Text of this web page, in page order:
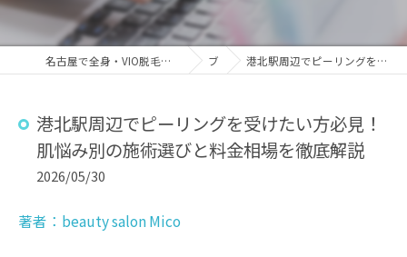
名古屋で全身・VIO脱毛なら学割あり・安心価格の「beauty salon Mico 藤が丘店」 ブログ 港北駅周辺でピーリングを受けたい方必見！肌悩み別の施術選びと料金相場を徹底解説
港北駅周辺でピーリングを受けたい方必見！
肌悩み別の施術選びと料金相場を徹底解説
2026/05/30
著者：beauty salon Mico